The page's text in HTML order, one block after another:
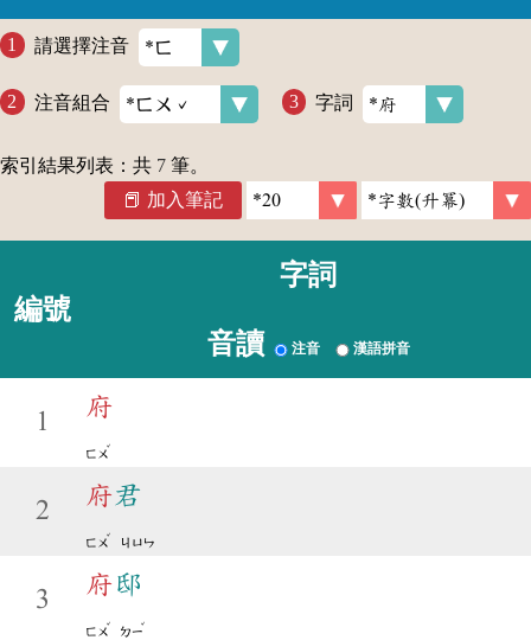
請選擇注音
注音組合 字詞
索引結果列表：共 7 筆。
加入筆記
編號
字詞
音讀 注音 漢語拼音
1
府
ㄈㄨ
ˇ
2
府君
ㄈㄨ
ˇ
ㄐㄩㄣ
3
府邸
ㄈㄨ
ˇ
ㄉㄧ
ˇ